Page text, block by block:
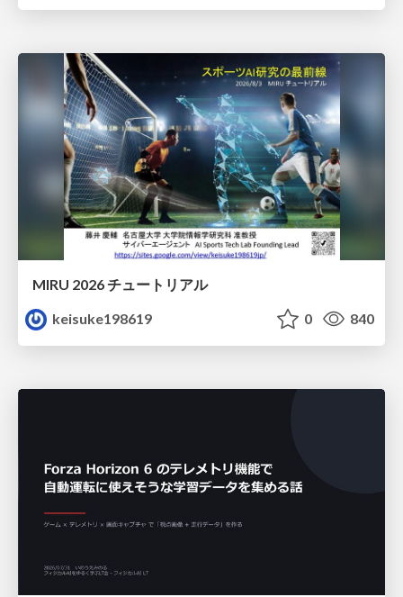
MIRU 2026 チュートリアル
keisuke198619
0 840